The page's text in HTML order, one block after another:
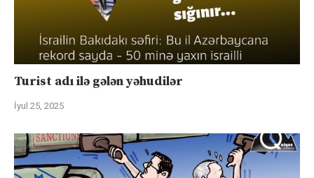
Turist adı ilə gələn yəhudilər
İyul 25, 2025